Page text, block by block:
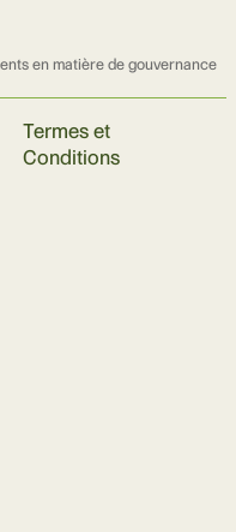
en matière de gouvernance
Termes et
Conditions